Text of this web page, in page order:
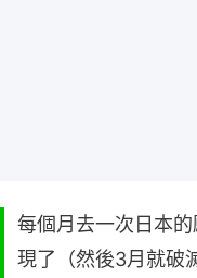
每個月去一次日本
現了（然後3月就破